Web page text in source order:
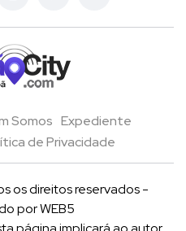
Somos Expediente
de Privacidade
os direitos reservados -
porWEB5